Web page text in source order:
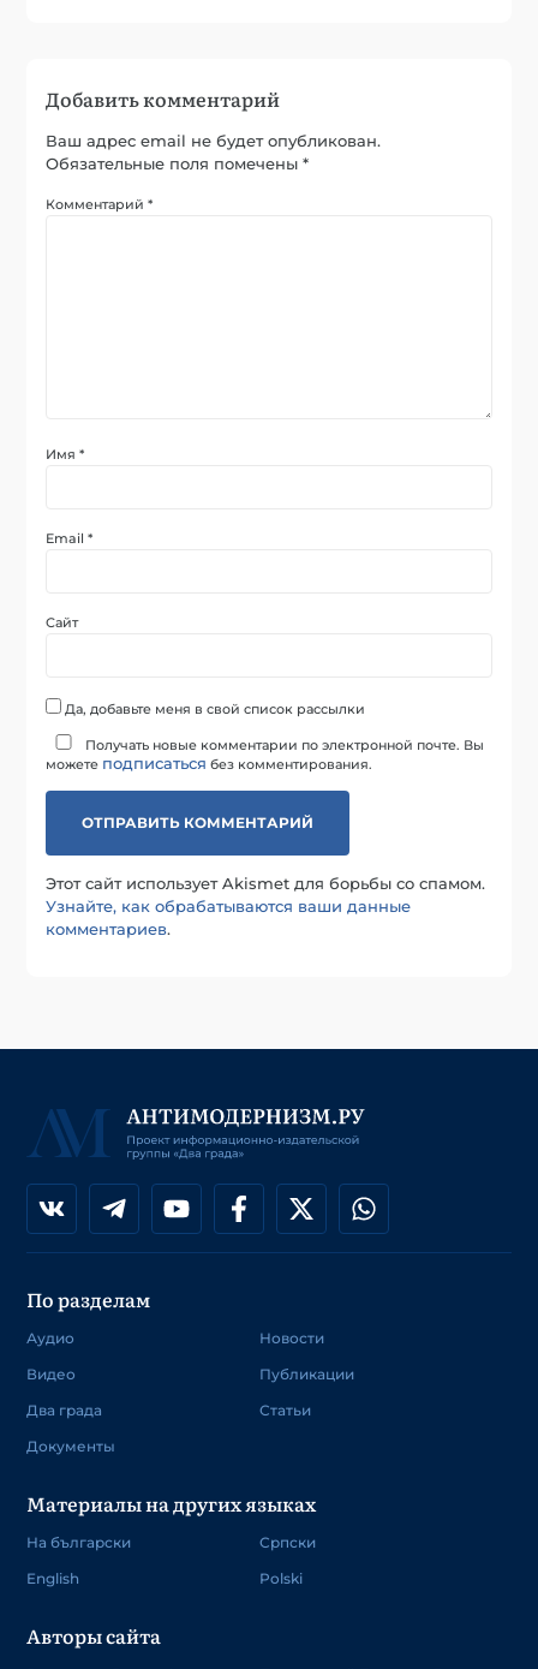
Добавить комментарий
Ваш адрес email не будет опубликован.
Обязательные поля помечены*
Комментарий*
Имя*
Email*
Сайт
Да, добавьте меня в свой список рассылки
Получать новые комментарии по электронной почте. Вы
можете подписаться без комментирования.
Этот сайт использует Akismet для борьбы со спамом.
Узнайте, как обрабатываются ваши данные
комментариев.
По разделам
Аудио
Видео
Два града
Документы
Новости
Публикации
Статьи
Материалы на других языках
На български
English
Српски
Polski
Авторы сайта